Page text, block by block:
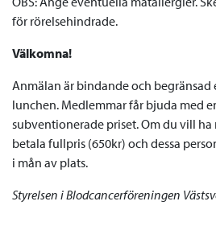
för rörelsehindrade.
Välkomna!
Anmälan är bindande och
lunchen. Medlemmar får bjuda med
subventionerade priset. Om du vill ha
betala fullpris (650kr) och dessa
i mån av plats.
Styrelsen i Blodcancerföreningen